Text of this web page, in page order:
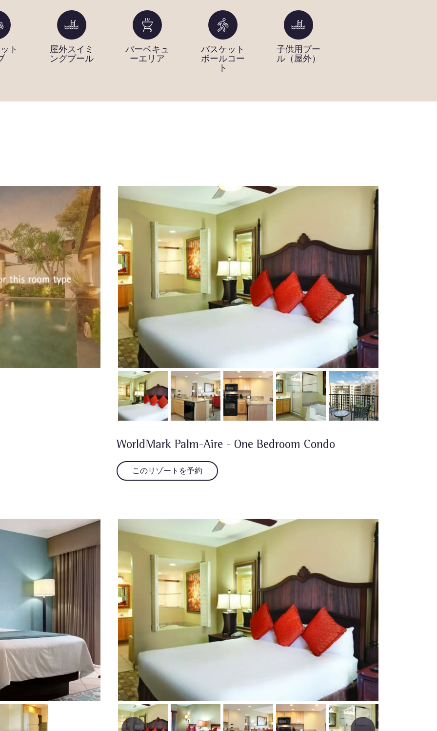
ト
屋外スイミ
ングプール
バーベキュ
ーエリア
バスケット
ボールコー
ト
子供用プー
ル（屋外）
WorldMark Palm-Aire - One Bedroom Condo
このリゾートを予約